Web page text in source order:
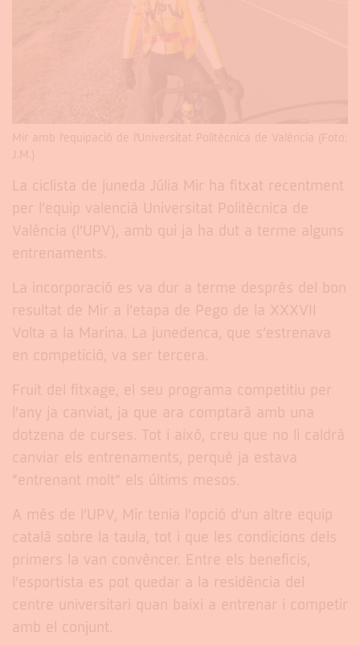
Mir amb l'equipació de l'Universitat Politècnica de València (Foto:
J.M.)
La ciclista de juneda Júlia Mir ha fitxat recentment
per l’equip valencià Universitat Politècnica de
València (l’UPV), amb qui ja ha dut a terme alguns
entrenaments.
La incorporació es va dur a terme després del bon
resultat de Mir a l’etapa de Pego de la XXXVII
Volta a la Marina. La junedenca, que s’estrenava
en competició, va ser tercera.
Fruit del fitxage, el seu programa competitiu per
l’any ja canviat, ja que ara comptarà amb una
dotzena de curses. Tot i això, creu que no li caldrà
canviar els entrenaments, perquè ja estava
“entrenant molt” els últims mesos.
A més de l’UPV, Mir tenia l’opció d’un altre equip
català sobre la taula, tot i que les condicions dels
primers la van convèncer. Entre els beneficis,
l’esportista es pot quedar a la residència del
centre universitari quan baixi a entrenar i competir
amb el conjunt.